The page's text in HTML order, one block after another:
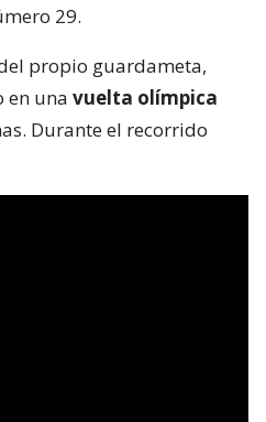
29.
propio guardameta,
en una vuelta olímpica
Durante el recorrido